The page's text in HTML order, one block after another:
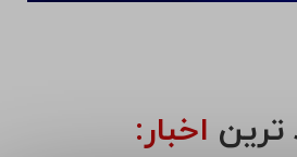
ترین اخبار: